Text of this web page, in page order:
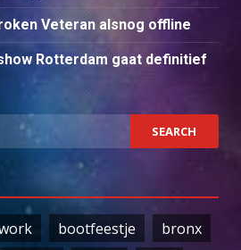
Veteran alsnog offline
Rotterdam gaat definitief
bootfeestje
bronx